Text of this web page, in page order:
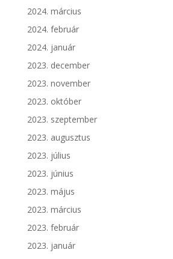
2024. március
2024. február
2024. január
2023. december
2023. november
2023. október
2023. szeptember
2023. augusztus
2023. július
2023. június
2023. május
2023. március
2023. február
2023. január